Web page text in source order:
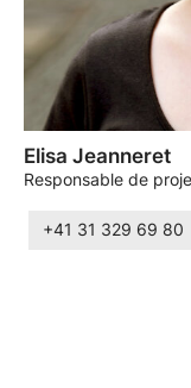
Elisa Jeanneret
Responsable de
+41 31 329 69 80